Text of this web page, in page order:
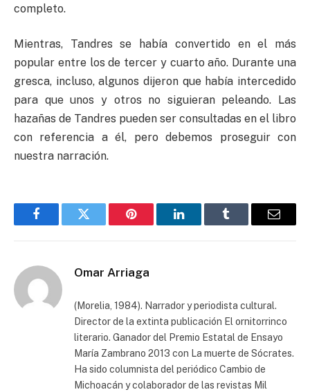
completo.
Mientras, Tandres se había convertido en el más
popular entre los de tercer y cuarto año. Durante una
gresca, incluso, algunos dijeron que había intercedido
para que unos y otros no siguieran peleando. Las
hazañas de Tandres pueden ser consultadas en el libro
con referencia a él, pero debemos proseguir con
nuestra narración.
FacebookTwitter Pinterest LinkedInTumblr Email
Omar Arriaga
(Morelia, 1984). Narrador y periodista cultural.
Director de la extinta publicación El ornitorrinco
literario. Ganador del Premio Estatal de Ensayo
María Zambrano 2013 con La muerte de Sócrates.
Ha sido columnista del periódico Cambio de
Michoacán y colaborador de las revistas Mil